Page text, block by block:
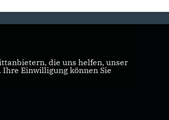
die uns helfen, unser
Einwilligung können Sie